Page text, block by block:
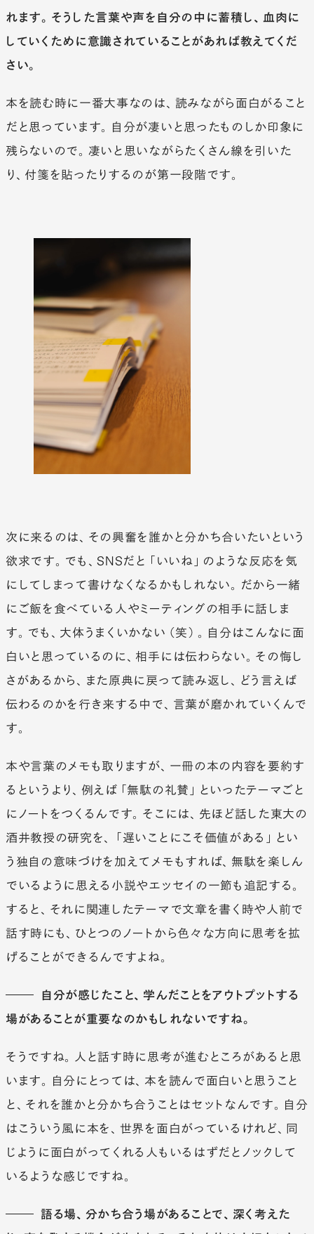
れます。そうした言葉や声を自分の中に蓄積し、血肉に
していくために意識されていることがあれば教えてくだ
さい。
本を読む時に一番大事なのは、読みながら面白がること
だと思っています。自分が凄いと思ったものしか印象に
残らないので。凄いと思いながらたくさん線を引いた
り、付箋を貼ったりするのが第一段階です。
次に来るのは、その興奮を誰かと分かち合いたいという
欲求です。でも、SNSだと「いいね」のような反応を気
にしてしまって書けなくなるかもしれない。だから一緒
にご飯を食べている人やミーティングの相手に話しま
す。でも、大体うまくいかない（笑）。自分はこんなに面
白いと思っているのに、相手には伝わらない。その悔し
さがあるから、また原典に戻って読み返し、どう言えば
伝わるのかを行き来する中で、言葉が磨かれていくんで
す。
本や言葉のメモも取りますが、一冊の本の内容を要約す
るというより、例えば「無駄の礼賛」といったテーマごと
にノートをつくるんです。そこには、先ほど話した東大の
酒井教授の研究を、「遅いことにこそ価値がある」とい
う独自の意味づけを加えてメモもすれば、無駄を楽しん
でいるように思える小説やエッセイの一節も追記する。
すると、それに関連したテーマで文章を書く時や人前で
話す時にも、ひとつのノートから色々な方向に思考を拡
げることができるんですよね。
自分が感じたこと、学んだことをアウトプットする
場があることが重要なのかもしれないですね。
そうですね。人と話す時に思考が進むところがあると思
います。自分にとっては、本を読んで面白いと思うこと
と、それを誰かと分かち合うことはセットなんです。自分
はこういう風に本を、世界を面白がっているけれど、同
じように面白がってくれる人もいるはずだとノックして
いるような感じですね。
語る場、分かち合う場があることで、深く考えた
Categories
イン
タビ
13
2
集
2
談
Articles
Tags
#つ
8
#奏
3
#つ
6
え
る
19 #問
う
10
わ
う
4
く
る
8
け
継
ぐ
7
All Tags
Follow
awahi magazineに
ついて